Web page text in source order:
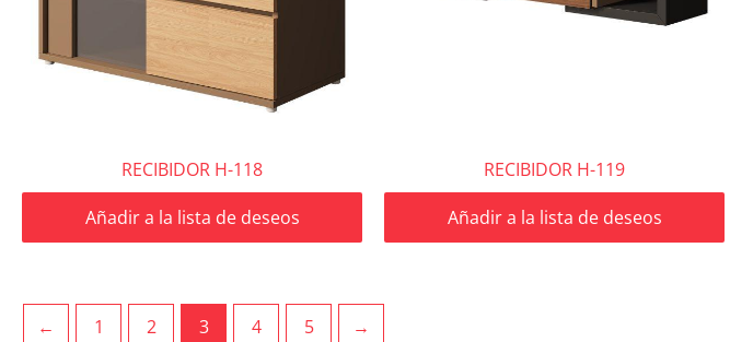
RECIBIDOR H-118
Añadir a la lista de deseos
RECIBIDOR H-119
Añadir a la lista de deseos
← 1 2 3 4 5 →